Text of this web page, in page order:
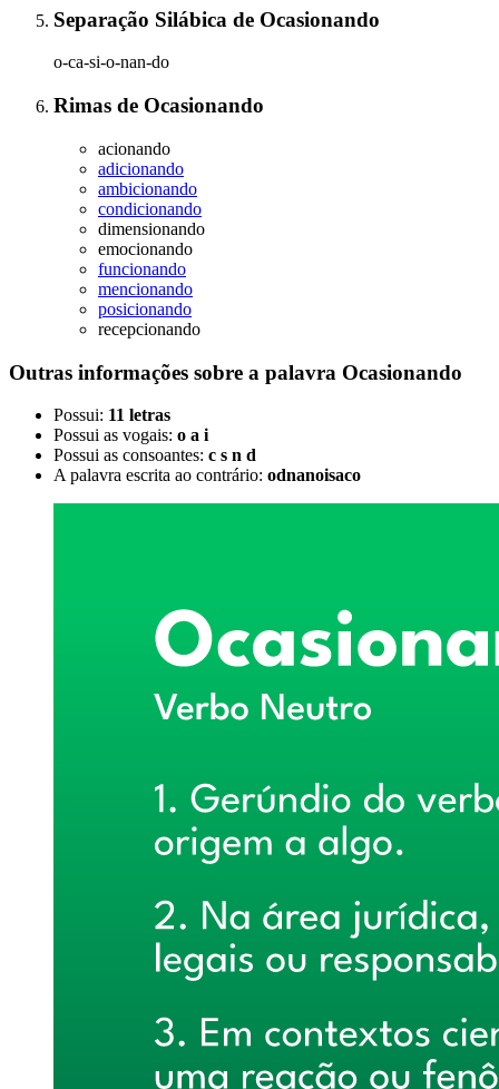
Separação Silábica de Ocasionando
o-ca-si-o-nan-do
Rimas de Ocasionando
acionando
adicionando
ambicionando
condicionando
dimensionando
emocionando
funcionando
mencionando
posicionando
recepcionando
Outras informações sobre a palavra Ocasionando
Possui: 11 letras
Possui as vogais: o a i
Possui as consoantes: c s n d
A palavra escrita ao contrário: odnanoisaco